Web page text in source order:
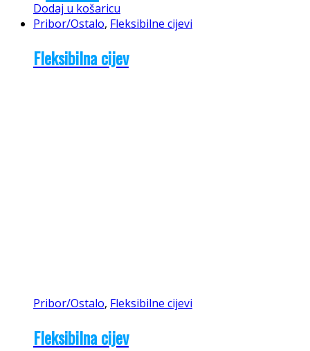
Dodaj u košaricu
Pribor/Ostalo, Fleksibilne cijevi
Fleksibilna cijev
Pribor/Ostalo, Fleksibilne cijevi
Fleksibilna cijev